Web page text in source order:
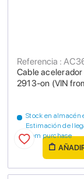
Cable
2913-on (VIN
Referencia :
Stock en almacén
Estimación de
from purchase